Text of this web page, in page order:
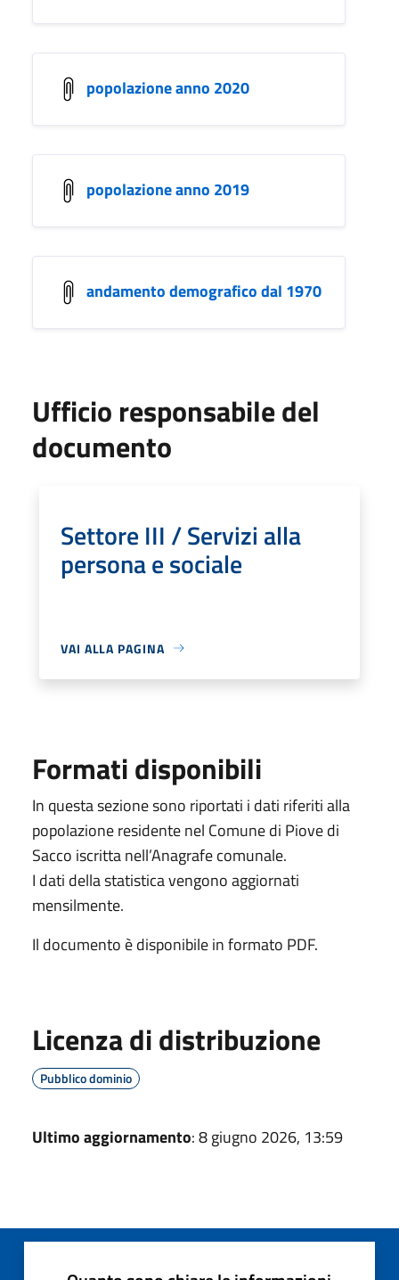
popolazione anno 2020
popolazione anno 2019
andamento demografico dal 1970
Ufficio responsabile del
documento
Settore III / Servizi alla
persona e sociale
VAI ALLA PAGINA
Formati disponibili
In questa sezione sono riportati i dati riferiti alla
popolazione residente nel Comune di Piove di
Sacco iscritta nell’Anagrafe comunale.
I dati della statistica vengono aggiornati
mensilmente.
Il documento è disponibile in formato PDF.
Licenza di distribuzione
Pubblico dominio
Ultimo aggiornamento: 8 giugno 2026, 13:59